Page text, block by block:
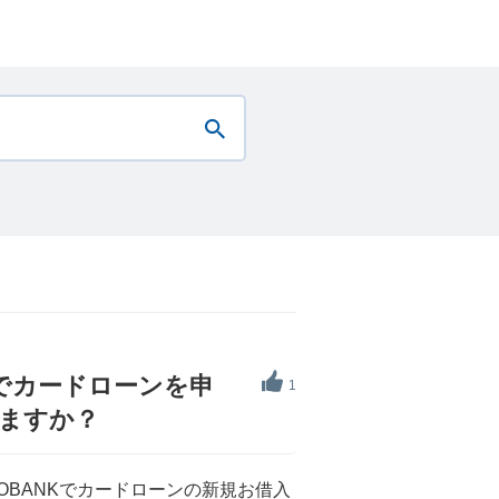
1
カードローンを申
すか？
でカードローンの新規お借入